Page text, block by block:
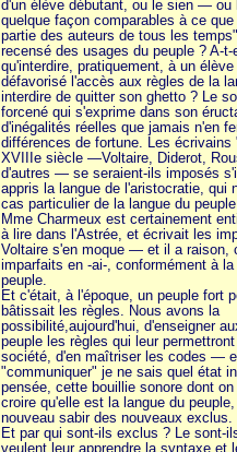
d'un élève débutant, ou le sien —
quelque façon comparables à ce
partie des auteurs de tous les
recensé des usages du peuple ? A-t-
qu'interdire, pratiquement, à un
défavorisé l'accès aux règles de la
interdire de quitter son ghetto ? Le
forcené qui s'exprime dans son
d'inégalités réelles que jamais n'en
différences de fortune. Les écrivains
XVIIIe siècle —Voltaire, Diderot,
d'autres — se seraient-ils imposés
appris la langue de l'aristocratie, qui
cas particulier de la langue du
Mme Charmeux est certainement
à lire dans l'Astrée, et écrivait les
Voltaire s'en moque — et il a raison,
imparfaits en -ai-, conformément à
peuple.
Et c'était, à l'époque, un peuple fort
bâtissait les règles. Nous avons la
possibilité,aujourd'hui, d'enseigner
peuple les règles qui leur
société, d'en maîtriser les codes —
"communiquer" je ne sais quel état
pensée, cette bouillie sonore dont
croire qu'elle est la langue du
nouveau sabir des nouveaux exclus.
Et par qui sont-ils exclus ? Le sont-
veulent leur apprendre la syntaxe et